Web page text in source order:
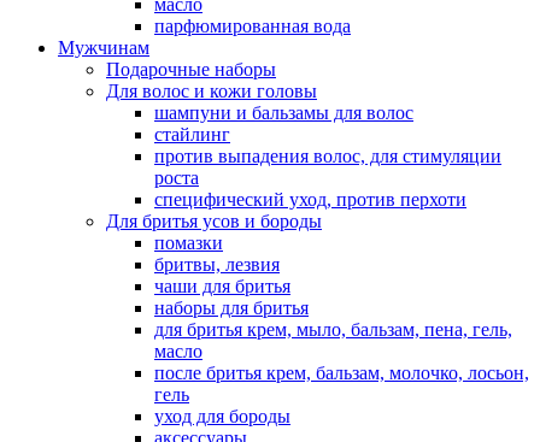
масло
парфюмированная вода
Мужчинам
Подарочные наборы
Для волос и кожи головы
шампуни и бальзамы для волос
стайлинг
против выпадения волос, для стимуляции
роста
специфический уход, против перхоти
Для бритья усов и бороды
помазки
бритвы, лезвия
чаши для бритья
наборы для бритья
для бритья крем, мыло, бальзам, пена, гель,
масло
после бритья крем, бальзам, молочко, лосьон,
гель
уход для бороды
аксессуары